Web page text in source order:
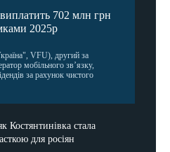
702 млн грн
2025р
VFU), другий за
мобільного зв’язку,
за рахунок чистого
Костянтинівка стала
для росіян